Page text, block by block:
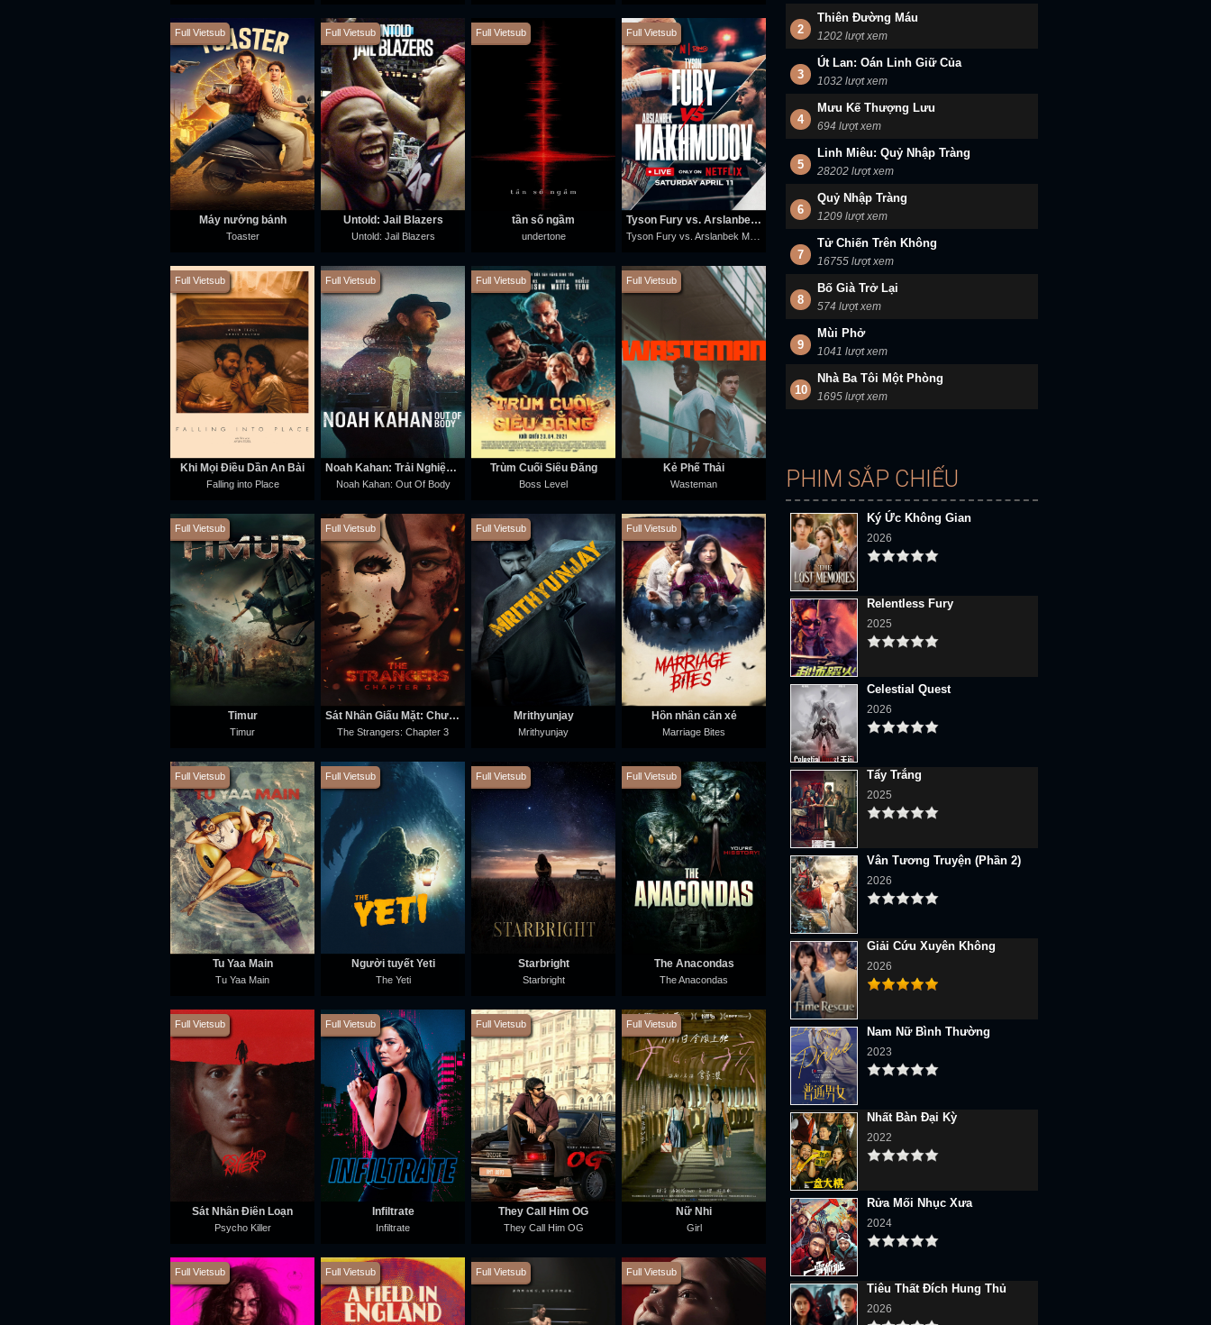
Full Vietsub
Máy nướng bánh
Toaster
Full Vietsub
Untold: Jail Blazers
Untold: Jail Blazers
Full Vietsub
tần số ngầm
undertone
Full Vietsub
Tyson Fury vs. Arslanbek Makhmudov
Tyson Fury vs. Arslanbek Makhmudov
Full Vietsub
Khi Mọi Điều Dần An Bài
Falling into Place
Full Vietsub
Noah Kahan: Trải Nghiệm Thoát Xác
Noah Kahan: Out Of Body
Full Vietsub
Trùm Cuối Siêu Đẳng
Boss Level
Full Vietsub
Kẻ Phế Thải
Wasteman
Full Vietsub
Timur
Timur
Full Vietsub
Sát Nhân Giấu Mặt: Chương 3
The Strangers: Chapter 3
Full Vietsub
Mrithyunjay
Mrithyunjay
Full Vietsub
Hôn nhân cắn xé
Marriage Bites
Full Vietsub
Tu Yaa Main
Tu Yaa Main
Full Vietsub
Người tuyết Yeti
The Yeti
Full Vietsub
Starbright
Starbright
Full Vietsub
The Anacondas
The Anacondas
Full Vietsub
Sát Nhân Điên Loạn
Psycho Killer
Full Vietsub
Infiltrate
Infiltrate
Full Vietsub
They Call Him OG
They Call Him OG
Full Vietsub
Nữ Nhi
Girl
Full Vietsub Full Vietsub Full Vietsub Full Vietsub
2
Thiên Đường Máu
1202 lượt xem
3
Út Lan: Oán Linh Giữ Của
1032 lượt xem
4
Mưu Kế Thượng Lưu
694 lượt xem
5
Linh Miêu: Quỷ Nhập Tràng
28202 lượt xem
6
Quỷ Nhập Tràng
1209 lượt xem
7
Tử Chiến Trên Không
16755 lượt xem
8
Bố Già Trở Lại
574 lượt xem
9
Mùi Phở
1041 lượt xem
10
Nhà Ba Tôi Một Phòng
1695 lượt xem
PHIM SẮP CHIẾU
Ký Ức Không Gian
2026
Relentless Fury
2025
Celestial Quest
2026
Tẩy Trắng
2025
Vân Tương Truyện (Phần 2)
2026
Giải Cứu Xuyên Không
2026
Nam Nữ Bình Thường
2023
Nhất Bàn Đại Kỳ
2022
Rửa Mối Nhục Xưa
2024
Tiêu Thất Đích Hung Thủ
2026